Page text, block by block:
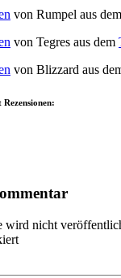
von Rumpel aus dem
von Tegres aus dem
von Blizzard aus
wird nicht